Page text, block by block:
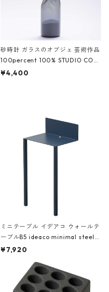
砂時計 ガラスのオブジェ 芸術作品
100percent 100% STUDIO COH
AKU Timeless 100パーセント ス
¥4,400
ミニテーブル イデアコ ウォールテ
ーブルB5 ideaco minimal steel f
urniture WALL Table B5 ネイビー
¥7,920